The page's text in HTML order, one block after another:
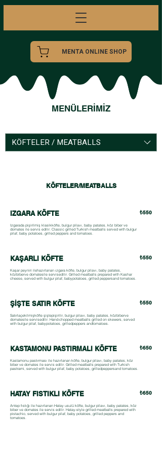
MENTA ONLINE SHOP
MENÜLERİMİZ
KÖFTELER / MEATBALLS
KÖFTELER/MEATBALLS
IZGARA KÖFTE
Izgarada pişirilmiş klasikköfte, bulgur pilavı, baby patates, köz biber ve
domates ile servis edilir. Classic grilled Turkish meatballs served with bulgur
pilaf, baby potatoes, grilled peppers and tomatoes.
₺550
KAŞARLI KÖFTE
Kaşar peyniri ilehazırlanan ızgara köfte, bulgur pilavı, baby patates,
közbiberve domatesile servisedilir. Grilled meatballs prepared with Kashar
cheese, served with bulgur pilaf, babypotatoes, grilled peppersand tomatoes.
₺550
ŞİŞTE SATIR KÖFTE
Satırlaçekilmişköfte şiştepişirilir, bulgur pilavı, baby patates, közbiberve
domatesile servisedilir. Hand-chopped meatballs grilled on skewers, served
with bulgur pilaf, babypotatoes, grilledpeppers andtomatoes.
₺550
KASTAMONU PASTIRMALI KÖFTE
Kastamonu pastırması ile hazırlanan köfte, bulgur pilavı, baby patates, köz
biber ve domates ile servis edilir. Grilled meatballs prepared with Turkish
pastrami, served with bulgur pilaf, baby potatoes, grilledpeppersand tomatoes.
₺650
HATAY FISTIKLI KÖFTE
Antep fıstığı ile hazırlanan Hatay usulü köfte, bulgur pilavı, baby patates, köz
biber ve domates ile servis edilir. Hatay-style grilled meatballs prepared with
pistachio, served with bulgur pilaf, baby potatoes, grilled peppers and
tomatoes.
₺650